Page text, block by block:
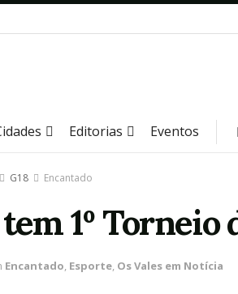
Editorias Eventos
G18 Encantado
1º Torneio
Encantado, Esporte, Os Vales em Notícia